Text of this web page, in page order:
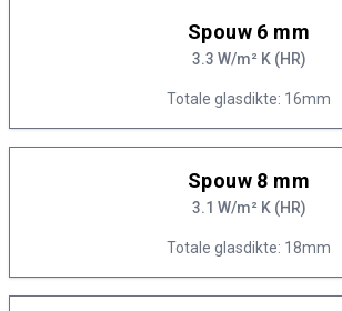
Spouw 6 mm
3.3 W/m² K (HR)
Totale glasdikte: 16mm
Spouw 8 mm
3.1 W/m² K (HR)
Totale glasdikte: 18mm